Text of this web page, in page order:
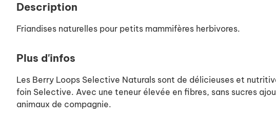
Description
Friandises naturelles pour petits mammifères herbivores.
Plus d'infos
Les Berry Loops Selective Naturals sont de délicieuses et
foin Selective. Avec une teneur élevée en fibres, sans sucres
animaux de compagnie.